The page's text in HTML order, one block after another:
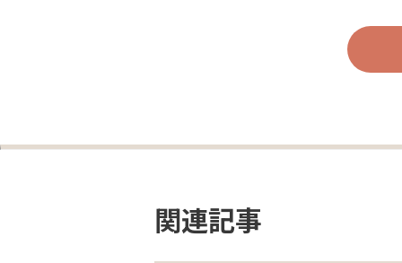
関連記事